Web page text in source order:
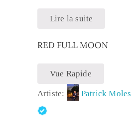
Lire la suite
RED FULL MOON
Vue Rapide
Artiste: Patrick Moles